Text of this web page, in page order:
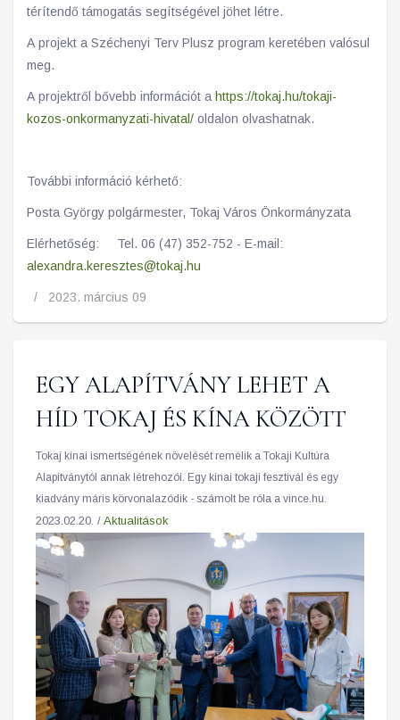
térítendő támogatás segítségével jöhet létre.
A projekt a Széchenyi Terv Plusz program keretében valósul
meg.
A projektről bővebb információt a https://tokaj.hu/tokaji-
kozos-onkormanyzati-hivatal/ oldalon olvashatnak.
További információ kérhető:
Posta György polgármester, Tokaj Város Önkormányzata
Elérhetőség: Tel. 06 (47) 352-752 - E-mail:
alexandra.keresztes@tokaj.hu
2023. március 09
EGY ALAPÍTVÁNY LEHET A
HÍD TOKAJ ÉS KÍNA KÖZÖTT
Tokaj kínai ismertségének növelését remélik a Tokaji Kultúra
Alapítványtól annak létrehozói. Egy kínai tokaji fesztivál és egy
kiadvány máris körvonalazódik - számolt be róla a vince.hu.
2023.02.20. / Aktualitások